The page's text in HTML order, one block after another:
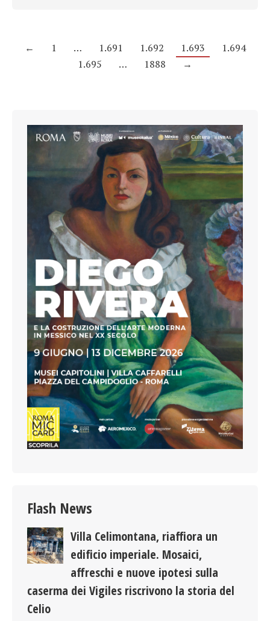
← 1 … 1.691 1.692 1.693
1.694
1.695
… 1888 →
Flash News
Villa Celimontana, riaffiora un
edificio imperiale. Mosaici,
affreschi e nuove ipotesi sulla
caserma dei Vigiles riscrivono la storia del
Celio